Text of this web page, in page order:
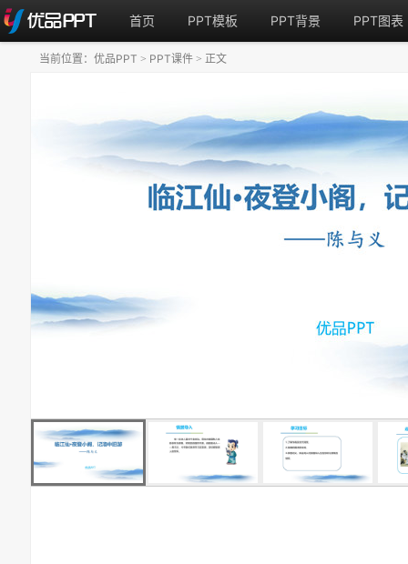
首页 PPT模板 PPT背景 PPT图表
当前位置： 优品PPT > PPT课件 > 正文